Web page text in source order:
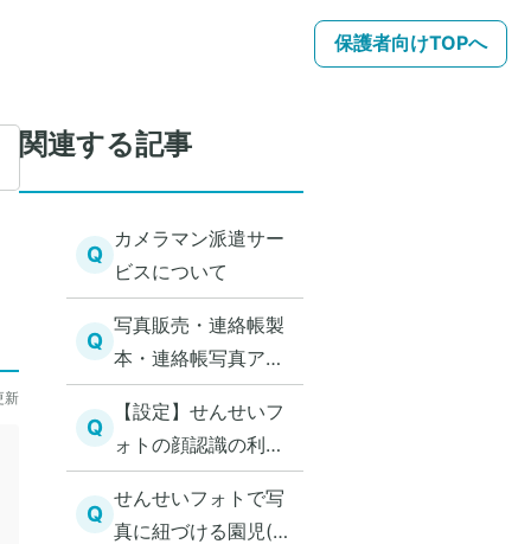
保護者向けTOPへ
新
関連する記事
Q
カメラマン派遣サー
ビスについて
Q
写真販売・連絡帳製
本・連絡帳写真アル
バムの販売利益と振
込スケジュールにつ
いて
Q
【設定】せんせいフ
ォトの顔認識の利用
設定をする（アプリ
未利用）
Q
せんせいフォトで写
真に紐づける園児(児